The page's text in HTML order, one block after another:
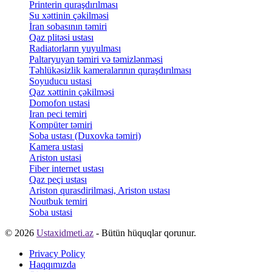
Printerin quraşdırılması
Su xəttinin çəkilməsi
İran sobasının təmiri
Qaz plitəsi ustası
Radiatorların yuyulması
Paltaryuyan təmiri və təmizlənməsi
Təhlükəsizlik kameralarının quraşdırılması
Soyuducu ustasi
Qaz xəttinin çəkilməsi
Domofon ustasi
Iran peci temiri
Kompüter təmiri
Soba ustası (Duxovka təmiri)
Kamera ustasi
Ariston ustasi
Fiber internet ustası
Qaz peçi ustası
Ariston qurasdirilmasi, Ariston ustası
Noutbuk temiri
Soba ustasi
© 2026 Ustaxidmeti.az - Bütün hüquqlar qorunur.
Privacy Policy
Haqqımızda